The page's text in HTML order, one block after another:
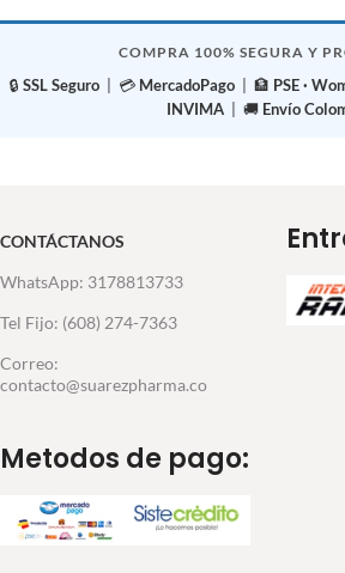
COMPRA 100% SEGURA Y
🔒 SSL Seguro | 💳 MercadoPago | 🏦 PSE ·
INVIMA| 🚚 Envío
CONTÁCTANOS
WhatsApp: 3178813733
Tel Fijo: (608) 274-7363
Correo:
contacto@suarezpharma.co
Metodos de pago: